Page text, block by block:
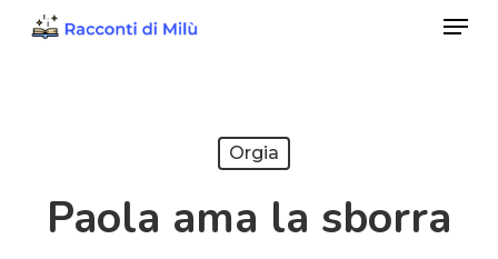
Menu
Orgia
Paola ama la sborra